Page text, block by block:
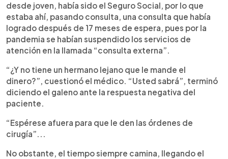
desde joven, había sido el Seguro Social, por lo que
estaba ahí, pasando consulta, una consulta que había
logrado después de 17 meses de espera, pues por la
pandemia se habían suspendido los servicios de
atención en la llamada “consulta externa”.
“¿Y no tiene un hermano lejano que le mande el
dinero?”, cuestionó el médico. “Usted sabrá”, terminó
diciendo el galeno ante la respuesta negativa del
paciente.
“Espérese afuera para que le den las órdenes de
cirugía”...
No obstante, el tiempo siempre camina, llegando el